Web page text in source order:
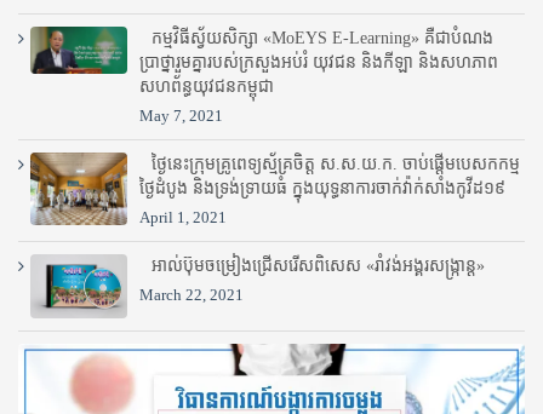
កម្មវិធីស្វ័យសិក្សា «MoEYS E-Learning» គឺជាបំណង
ប្រាថ្នារួមគ្នារបស់ក្រសួងអប់រំ​ យុវជន និងកីឡា និងសហភាព
សហព័ន្ធយុវជនកម្ពុជា
May 7, 2021
ថ្ងៃនេះក្រុមគ្រូពេទ្យស្ម័គ្រចិត្ត ស.ស.យ.ក. ចាប់ផ្តើមបេសកកម្ម
ថ្ងៃដំបូង និងទ្រង់ទ្រាយធំ ក្នុងយុទ្ធនាការចាក់វ៉ាក់សាំងកូវីដ១៩
April 1, 2021
អាល់ប៊ុមចម្រៀងជ្រើសរើសពិសេស «រាំវង់អង្គរសង្ក្រាន្ត»
March 22, 2021